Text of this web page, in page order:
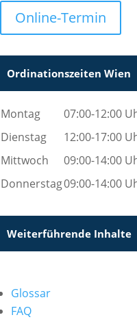
Online-Termin
Ordinationszeiten Wien
Montag
07:00-12:00
Dienstag
12:00-17:00
Mittwoch
09:00-14:00
Donnerstag09:00-14:00
Weiterführende Inhalte
Glossar
FAQ